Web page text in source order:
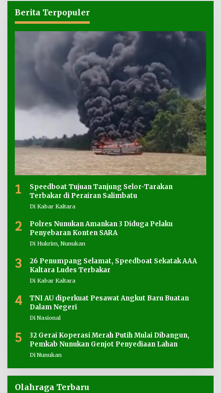
Berita Terpopuler
1
Speedboat Tujuan Tanjung Selor-Tarakan
Terbakar di Perairan Salimbatu
Di Kabar Kaltara
2
Polres Nunukan Amankan 3 Diduga Pelaku
Penyebaran Konten SARA
Di Hukrim, Nunukan
3
26 Penumpang Selamat, Speedboat Sekatak AAA
Kaltara Ludes Terbakar
Di Kabar Kaltara
4
TNI AU diperkuat Pesawat Angkut Baru Buatan
Dalam Negeri
Di Nasional
5
32 Gerai Koperasi Merah Putih Mulai Dibangun,
Pemkab Nunukan Genjot Penyediaan Lahan
Di Nunukan
Olahraga Terbaru